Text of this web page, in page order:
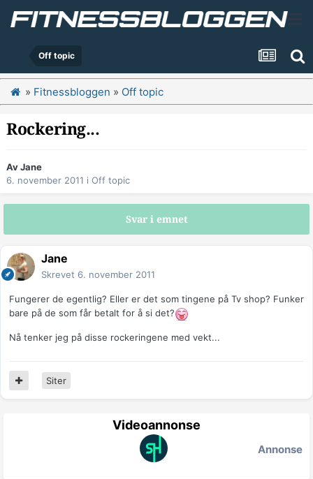
Off topic
» Fitnessbloggen » Off topic
Rockering...
AvJane
6. november 2011 i Off topic
Svar i emnet
Jane
Skrevet 6. november 2011
Fungerer de egentlig? Eller er det som tingene på Tv shop? Funker
bare på de som får betalt for å si det?
Nå tenker jeg på disse rockeringene med vekt...
Siter
Videoannonse
Annonse